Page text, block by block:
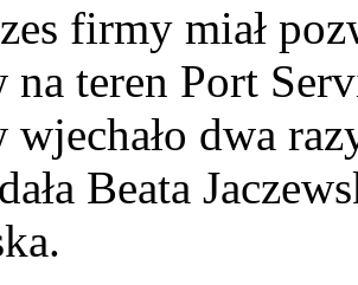
firmy miał
na teren Port
wjechało dwa
Beata